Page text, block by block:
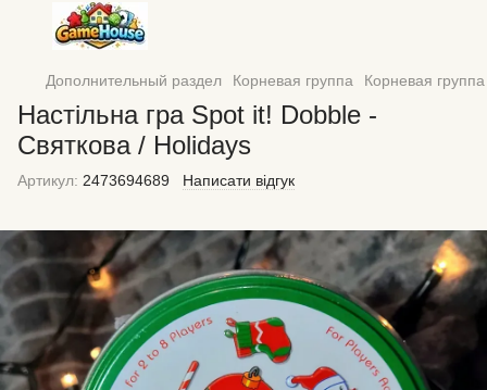
Дополнительный раздел Корневая группа Корневая
Настільна гра Spot it! Dobble -
Святкова / Holidays
Артикул: 2473694689 Написати відгук